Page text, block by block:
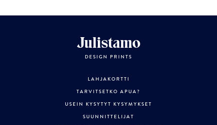
Julistamo
DESIGN PRINTS
LAHJAKORTTI
TARVITSETKO APUA?
USEIN KYSYTYT KYSYMYKSET
SUUNNITTELIJAT